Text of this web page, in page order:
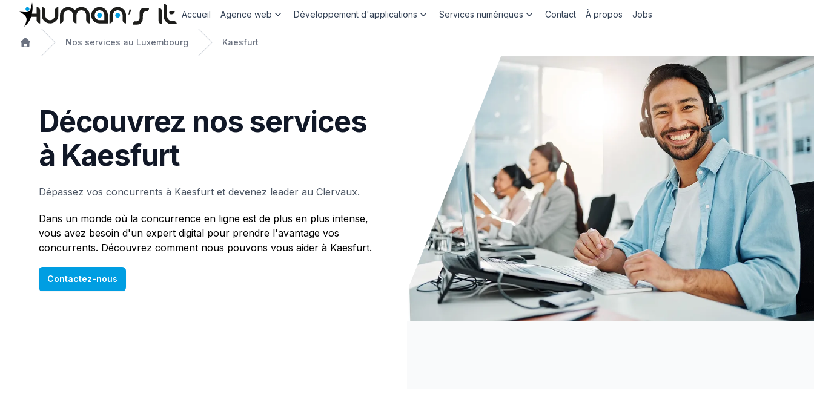
Accueil Agence web Développement d'applications Services numériques Contact À propos Jobs
Nos services au Luxembourg Kaesfurt
Découvrez nos services
à Kaesfurt
Dépassez vos concurrents à Kaesfurt et devenez leader au Clervaux.
Dans un monde où la concurrence en ligne est de plus en plus intense,
vous avez besoin d'un expert digital pour prendre l'avantage vos
concurrents. Découvrez comment nous pouvons vous aider à Kaesfurt.
Contactez-nous